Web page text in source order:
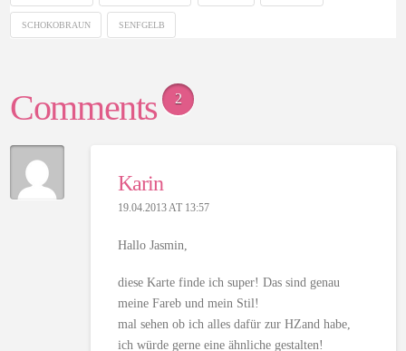
SCHOKOBRAUN SENFGELB
Comments 2
Karin
19.04.2013 AT 13:57
Hallo Jasmin,
diese Karte finde ich super! Das sind genau
meine Fareb und mein Stil!
mal sehen ob ich alles dafür zur HZand habe,
ich würde gerne eine ähnliche gestalten!